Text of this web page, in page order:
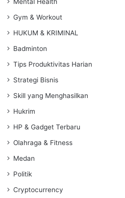
Gym & Workout
HUKUM & KRIMINAL
Badminton
Tips Produktivitas Harian
Strategi Bisnis
Skill yang Menghasilkan
Hukrim
HP & Gadget Terbaru
Olahraga & Fitness
Medan
Politik
Cryptocurrency